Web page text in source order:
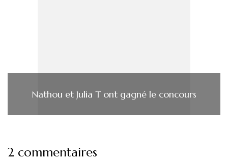
Nathou et Julia T ont gagné le concours
2 commentaires